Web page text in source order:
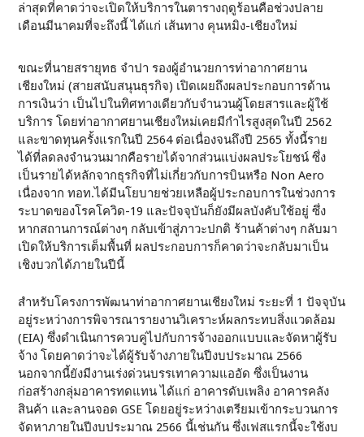
ล่าสุดที่คาดว่าจะเปิดให้บริการในตารางฤดูร้อนคือช่วงปลาย
เดือนมีนาคมที่จะถึงนี้ ได้แก่ เส้นทาง คุนหมิง-เชียงใหม่
ขณะที่นายสรายุทธ จำปา รองผู้อำนวยการท่าอากาศยาน
เชียงใหม่ (สายสนับสนุนธุรกิจ) เปิดเผยถึงผลประกอบการด้าน
การเงินว่า เป็นไปในทิศทางเดียวกับจำนวนผู้โดยสารและผู้ใช้
บริการ โดยท่าอากาศยานเชียงใหม่เคยมีกำไรสูงสุดในปี 2562
และขาดทุนครั้งแรกในปี 2564 ต่อเนื่องจนถึงปี 2565 ทั้งนี้ราย
ได้ที่ลดลงจำนวนมากคือรายได้จากส่วนแบ่งผลประโยชน์ ซึ่ง
เป็นรายได้หลักจากธุรกิจที่ไม่เกี่ยวกับการบินหรือ Non Aero
เนื่องจาก ทอท.ได้มีนโยบายช่วยเหลือผู้ประกอบการในช่วงการ
ระบาดของโรคโควิด-19 และปัจจุบันก็ยังมีผลบังคับใช้อยู่ ซึ่ง
หากสถานการณ์ต่างๆ กลับเข้าสู่ภาวะปกติ ร้านค้าต่างๆ กลับมา
เปิดให้บริการเต็มพื้นที่ ผลประกอบการก็คาดว่าจะกลับมาเป็น
เชิงบวกได้ภายในปีนี้
สำหรับโครงการพัฒนาท่าอากาศยานเชียงใหม่ ระยะที่ 1 ปัจจุบัน
อยู่ระหว่างการพิจารณารายงานวิเคราะห์ผลกระทบสิ่งแวดล้อม
(EIA) ซึ่งดำเนินการควบคู่ไปกับการจ้างออกแบบและจัดหาผู้รับ
จ้าง โดยคาดว่าจะได้ผู้รับจ้างภายในปีงบประมาณ 2566
นอกจากนี้ยังมีงานเร่งด่วนบรรเทาความแออัด ซึ่งเป็นงาน
ก่อสร้างกลุ่มอาคารทดแทน ได้แก่ อาคารดับเพลิง อาคารคลัง
สินค้า และลานจอด GSE โดยอยู่ระหว่างเตรียมเข้ากระบวนการ
จัดหาภายในปีงบประมาณ 2566 นี้เช่นกัน ซึ่งเฟสแรกนี้จะใช้งบ